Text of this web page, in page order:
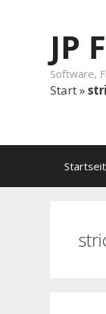
JP
Software,
Start»